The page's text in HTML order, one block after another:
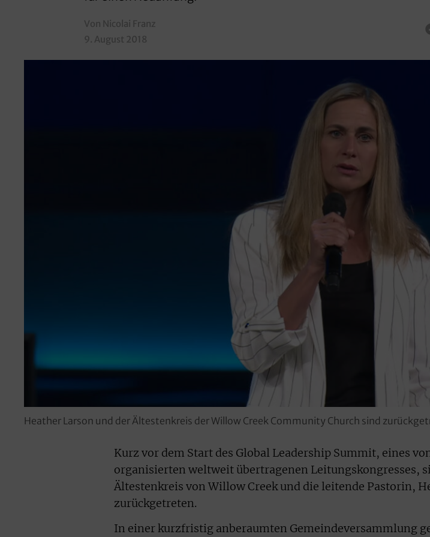
Von Nicolai Franz
9. August 2018
Heather Larson und der Ältestenkreis der Willow Creek Community Church sind
Kurz vor dem Start des Global Leadership Summit, eines
organisierten weltweit übertragenen Leitungskongresses,
Ältestenkreis von Willow Creek und die leitende Pastorin,
zurückgetreten.
In einer kurzfristig anberaumten Gemeindeversammlung